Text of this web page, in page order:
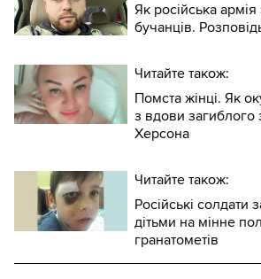
Як російська
бучанців.
Читайте також:
Помста жінці. Як
з вдови загиблого
Херсона
Читайте також:
Російські солдати
дітьми на мінне
гранатометів